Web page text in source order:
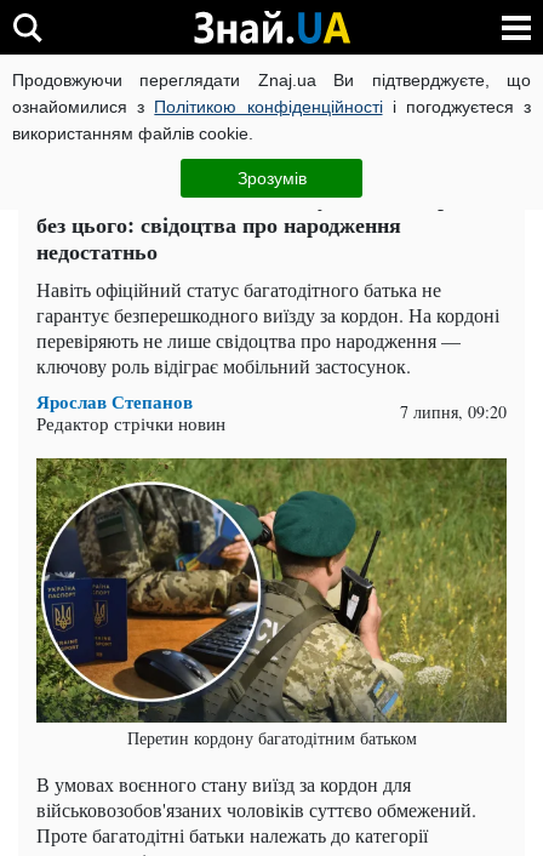
Продовжуючи переглядати Znaj.ua Ви підтверджуєте, що
ознайомилися з Політикою конфіденційностіі погоджуєтеся з
використанням файлів cookie.
Зрозумів
ВІЙНА РОСІЇ ПРОТИ УКРАЇНИ КОРОНАВІРУС В УКРАЇНІ
ЧИТАТЬ НА РУССКОМ
Багатодітних батьків не випустять за кордон
без цього: свідоцтва про народження
недостатньо
Навіть офіційний статус багатодітного батька не
гарантує безперешкодного виїзду за кордон. На кордоні
перевіряють не лише свідоцтва про народження —
ключову роль відіграє мобільний застосунок.
Ярослав Степанов
Редактор стрічки новин 7 липня, 09:20
Перетин кордону багатодітним батьком
В умовах воєнного стану виїзд за кордон для
військовозобов'язаних чоловіків суттєво обмежений.
Проте багатодітні батьки належать до категорії